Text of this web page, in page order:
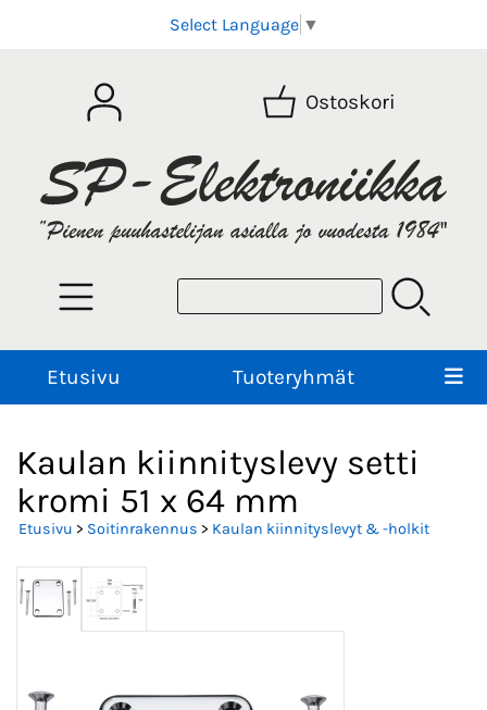
Select Language ▼
Ostoskori
Etusivu Tuoteryhmät
Kaulan kiinnityslevy setti
kromi 51 x 64 mm
Etusivu > Soitinrakennus > Kaulan kiinnityslevyt & -holkit